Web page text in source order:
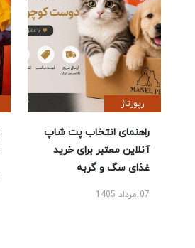
رپورتاژ
راهنمای انتخاب پت شاپ
آنلاین معتبر برای خرید
غذای سگ و گربه
07 مرداد 1405